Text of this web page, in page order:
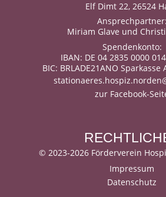
Elf Dimt 22, 26524
Ansprechpartner:
Miriam Glave und
Spendenkonto:
IBAN: DE 04 2835 0000
BIC: BRLADE21ANO
zur Facebook-
© 2023-2026 Förderverein
Impressum
Datenschutz